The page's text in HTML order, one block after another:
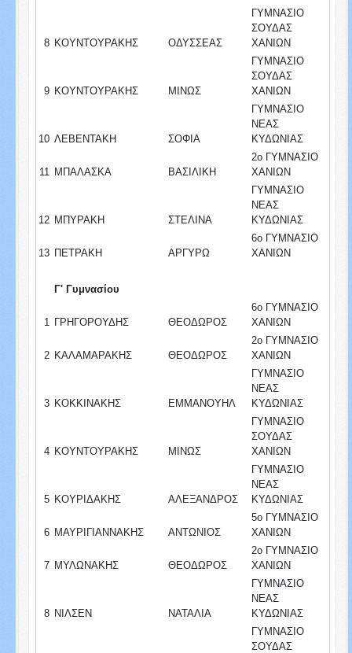
8 ΚΟΥΝΤΟΥΡΑΚΗΣ ΟΔΥΣΣΕΑΣ
ΓΥΜΝΑΣΙΟ
ΣΟΥΔΑΣ
ΧΑΝΙΩΝ
9 ΚΟΥΝΤΟΥΡΑΚΗΣ ΜΙΝΩΣ
ΓΥΜΝΑΣΙΟ
ΣΟΥΔΑΣ
ΧΑΝΙΩΝ
10 ΛΕΒΕΝΤΑΚΗ ΣΟΦΙΑ
ΓΥΜΝΑΣΙΟ
ΝΕΑΣ
ΚΥΔΩΝΙΑΣ
11 ΜΠΑΛΑΣΚΑ ΒΑΣΙΛΙΚΗ
2ο ΓΥΜΝΑΣΙΟ
ΧΑΝΙΩΝ
12 ΜΠΥΡΑΚΗ ΣΤΕΛΙΝΑ
ΓΥΜΝΑΣΙΟ
ΝΕΑΣ
ΚΥΔΩΝΙΑΣ
13 ΠΕΤΡΑΚΗ ΑΡΓΥΡΩ
6ο ΓΥΜΝΑΣΙΟ
ΧΑΝΙΩΝ
Γ' Γυμνασίου
1 ΓΡΗΓΟΡΟΥΔΗΣ ΘΕΟΔΩΡΟΣ
6ο ΓΥΜΝΑΣΙΟ
ΧΑΝΙΩΝ
2 ΚΑΛΑΜΑΡΑΚΗΣ ΘΕΟΔΩΡΟΣ
2ο ΓΥΜΝΑΣΙΟ
ΧΑΝΙΩΝ
3 ΚΟΚΚΙΝΑΚΗΣ ΕΜΜΑΝΟΥΗΛ
ΓΥΜΝΑΣΙΟ
ΝΕΑΣ
ΚΥΔΩΝΙΑΣ
4 ΚΟΥΝΤΟΥΡΑΚΗΣ ΜΙΝΩΣ
ΓΥΜΝΑΣΙΟ
ΣΟΥΔΑΣ
ΧΑΝΙΩΝ
5 ΚΟΥΡΙΔΑΚΗΣ ΑΛΕΞΑΝΔΡΟΣ
ΓΥΜΝΑΣΙΟ
ΝΕΑΣ
ΚΥΔΩΝΙΑΣ
6 ΜΑΥΡΙΓΙΑΝΝΑΚΗΣ ΑΝΤΩΝΙΟΣ
5ο ΓΥΜΝΑΣΙΟ
ΧΑΝΙΩΝ
7 ΜΥΛΩΝΑΚΗΣ ΘΕΟΔΩΡΟΣ
2ο ΓΥΜΝΑΣΙΟ
ΧΑΝΙΩΝ
8 ΝΙΛΣΕΝ ΝΑΤΑΛΙΑ
ΓΥΜΝΑΣΙΟ
ΝΕΑΣ
ΚΥΔΩΝΙΑΣ
ΓΥΜΝΑΣΙΟ
ΣΟΥΔΑΣ